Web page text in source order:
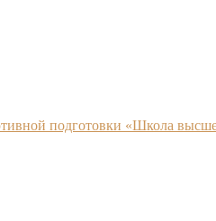
подготовки «Школа